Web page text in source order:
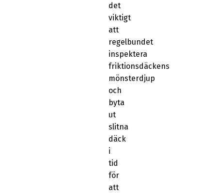
det
viktigt
att
regelbundet
inspektera
friktionsdäckens
mönsterdjup
och
byta
ut
slitna
däck
i
tid
för
att